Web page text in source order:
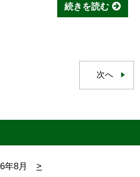
続きを読む
次へ
年8月
>